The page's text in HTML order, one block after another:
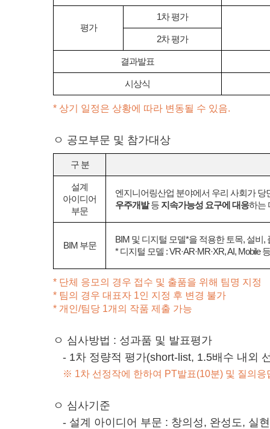
평가
1차 평가
2차 평가
결과발표
시상식
* 상기 일정은 상황에 따라 변동될 수 있음.
ㅇ 공모부문 및 참가대상
구 분
설계
아이디어
부문
엔지니어링산업 분야에서 우리 사회가 당
우주개발등 지속가능성 요구에 대응하는
BIM 부문
BIM 및 디지털 모델*을 적용한 토목, 설비,
* 디지털 모델 : VR·AR·MR·XR, AI, Mobile
* 단체 응모의 경우 접수 및 출품을 위해 팀명 지정
* 팀의 경우 대표자 1인 지정 후 변경 불가
* 개인/팀당 1개의 작품 제출 가능
ㅇ 심사방법 : 성과품 및 발표평가
- 1차 정량적 평가(short-list, 1.5배수 내외
※ 1차 선정작에 한하여 PT발표(10분) 및 질의응
ㅇ 심사기준
- 설계 아이디어 부문 : 창의성, 완성도, 실